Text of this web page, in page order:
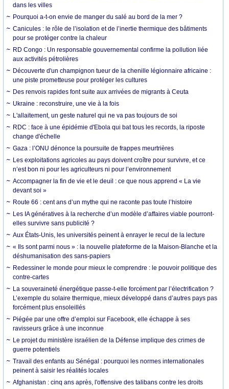
dans les villes
Pourquoi a-t-on envie de manger du salé au bord de la mer ?
Canicules : le rôle de l’isolation et de l’inertie thermique des bâtiments
pour se protéger contre la chaleur
RD Congo : Un responsable gouvernemental confirme la pollution liée
aux activités pétrolières
Découverte d'un champignon tueur de la chenille légionnaire africaine :
une piste prometteuse pour protéger les cultures
Des renvois rapides font suite aux arrivées de migrants à Ceuta
Ukraine : reconstruire, une vie à la fois
L'allaitement, un geste naturel qui ne va pas toujours de soi
RDC : face à une épidémie d'Ebola qui bat tous les records, la riposte
change d'échelle
Gaza : l’ONU dénonce la poursuite de frappes meurtrières
Les exploitations agricoles au pays doivent croître pour survivre, et ce
n’est bon ni pour les agriculteurs ni pour l’environnement
Accompagner la fin de vie et le deuil : ce que nous apprend « La vie
devant soi »
Route 66 : cent ans d’un mythe qui ne raconte pas toute l’histoire
Les IA génératives à la recherche d’un modèle d’affaires viable pourront-
elles survivre sans publicité ?
Aux États-Unis, les universités peinent à enrayer le recul de la lecture
« Ils sont parmi nous » : la nouvelle plateforme de la Maison-Blanche et la
déshumanisation des sans-papiers
Redessiner le monde pour mieux le comprendre : le pouvoir politique des
contre-cartes
La souveraineté énergétique passe-t-elle forcément par l’électrification ?
L’exemple du solaire thermique, mieux développé dans d’autres pays pas
forcément plus ensoleillés
Piégée par une offre d’emploi sur Facebook, elle échappe à ses
ravisseurs grâce à une inconnue
Le projet du ministère israélien de la Défense implique des crimes de
guerre potentiels
Travail des enfants au Sénégal : pourquoi les normes internationales
peinent à saisir les réalités locales
Afghanistan : cinq ans après, l'offensive des talibans contre les droits